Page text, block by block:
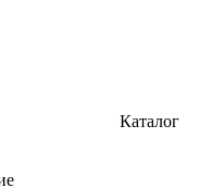
Каталог